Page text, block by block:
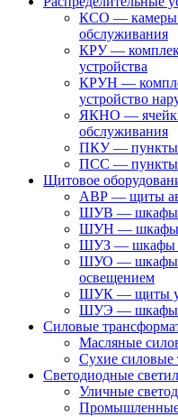
КСО — камеры
обслуживания
КРУ —
устройства
КРУН —
устройство
ЯКНО —
обслуживания
ПКУ — пункты
ПСС — пункты
Щитовое
АВР — щиты
ШУВ — шкафы
ШУН — шкафы
ШУЗ — шкафы
ШУО — шкафы
освещением
ШУК — щиты
ШУЭ — шкафы
Силовые
Масляные
Сухие силовые
Светодиодные
Уличные
Промышленные